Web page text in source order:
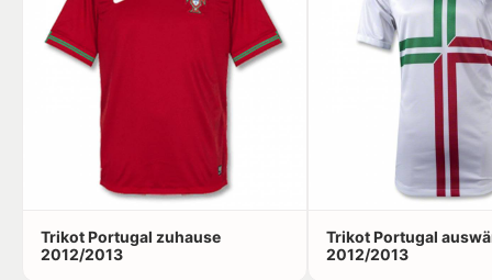
Trikot Portugal zuhause
2012/2013
Trikot Portugal
2012/2013